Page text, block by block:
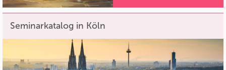
Seminarkatalog in Köln